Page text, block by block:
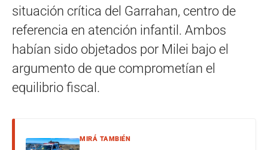
situación crítica del Garrahan, centro de
referencia en atención infantil. Ambos
habían sido objetados por Milei bajo el
argumento de que comprometían el
equilibrio fiscal.
MIRÁ TAMBIÉN